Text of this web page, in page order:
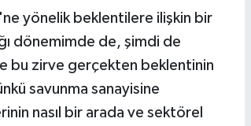
yönelik beklentilere ilişkin bir
dönemimde de, şimdi de
bu zirve gerçekten beklentinin
savunma sanayisine
nasıl bir arada ve sektörel